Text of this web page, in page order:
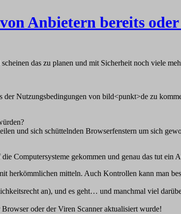
Anbietern bereits
das zu planen und mit Sicherheit noch viele
der Nutzungsbedingungen von bild<punkt>de zu
und sich schüttelnden Browserfenstern um sich
Computersysteme gekommen und genau das tut
herkömmlichen mitteln. Auch Kontrollen kann man
an), und es geht… und manchmal viel
oder der Viren Scanner aktualisiert wurde!